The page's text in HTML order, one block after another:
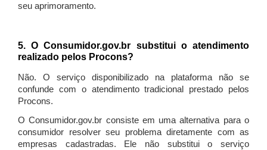
seu aprimoramento.
5. O Consumidor.gov.br substitui o atendimento
realizado pelos Procons?
Não. O serviço disponibilizado na plataforma não se
confunde com o atendimento tradicional prestado pelos
Procons.
O Consumidor.gov.br consiste em uma alternativa para o
consumidor resolver seu problema diretamente com as
empresas cadastradas. Ele não substitui o serviço